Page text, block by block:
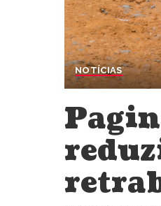
NOTÍCIAS